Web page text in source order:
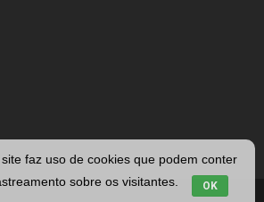
site faz uso de cookies que podem conter
sobre os visitantes.
OK